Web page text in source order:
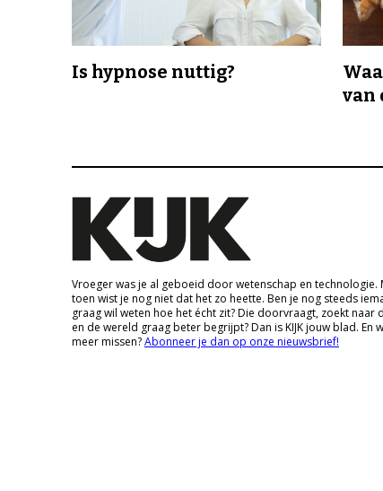
Is hypnose nuttig?
van
Vroeger was je al geboeid door wetenschap en technologie.
toen wist je nog niet dat het zo heette. Ben je nog steeds
graag wil weten hoe het écht zit? Die doorvraagt, zoekt naar
en de wereld graag beter begrijpt? Dan is KIJK jouw blad. En
meer missen?Abonneer je dan op onze nieuwsbrief!